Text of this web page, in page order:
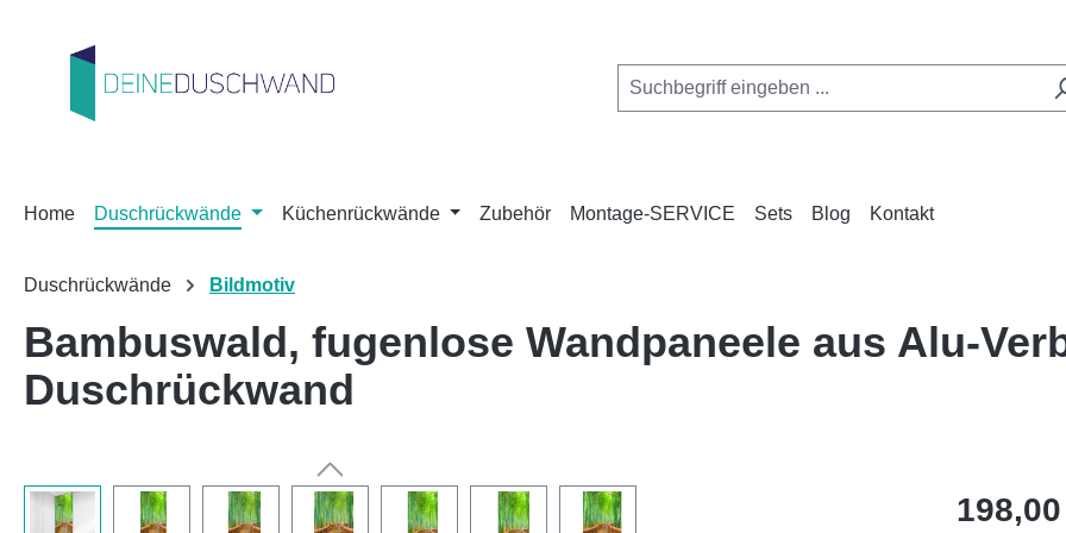
Home Duschrückwände Küchenrückwände Zubehör Montage-SERVICE Sets Blog Kontakt
Duschrückwände Bildmotiv
Bambuswald, fugenlose Wandpaneele aus Alu-
Duschrückwand
Regulärer